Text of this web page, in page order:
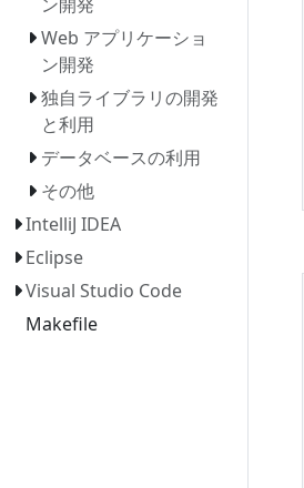
Web アプリケーショ
ン開発
独自ライブラリの開発
と利用
データベースの利用
その他
IntelliJ IDEA
Eclipse
Visual Studio Code
Makefile